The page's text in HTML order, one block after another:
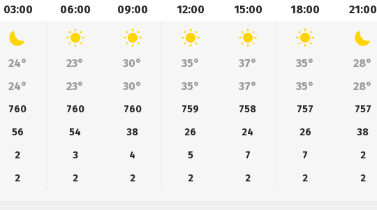
03:00 06:00 09:00 12:00 15:00 18:00 21:00
24° 23° 30° 35° 37° 35°
28°
24° 23° 30° 35° 37° 35° 28°
760 760 760 759 758 757
757
56 54 38 26 24 26
38
2 3 4 5 7 7
2
2 2 2 2 2 2 2